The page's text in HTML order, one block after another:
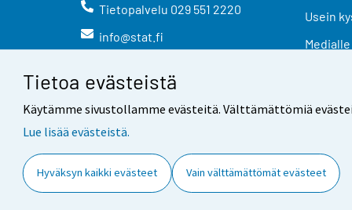
Tietoa evästeistä
Käytämme sivustollamme evästeitä. Välttämättömiä
Lue lisää evästeistä.
Hyväksyn kaikki evästeet Vain välttämättömät evästeet
Tietopalvelu 029 551 2220
info@stat.fi
Usein
Medialle
Yhteystiedot Palaute